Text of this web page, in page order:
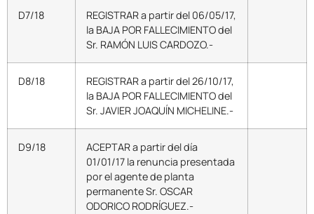
D7/18
REGISTRAR a partir del 06/05/17,
la BAJA POR FALLECIMIENTO del
Sr. RAMÓN LUIS CARDOZO.-
D8/18
REGISTRAR a partir del 26/10/17,
la BAJA POR FALLECIMIENTO del
Sr. JAVIER JOAQUÍN MICHELINE.-
D9/18
ACEPTAR a partir del día
01/01/17 la renuncia presentada
por el agente de planta
permanente Sr. OSCAR
ODORICO RODRÍGUEZ.-